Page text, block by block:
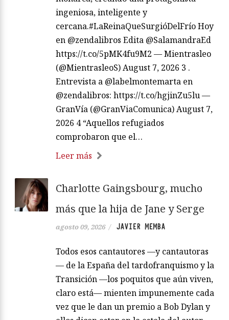
ingeniosa, inteligente y
cercana.#LaReinaQueSurgióDelFrío Hoy
en @zendalibros Edita @SalamandraEd
https://t.co/5pMK4fu9M2 — Mientrasleo
(@MientrasleoS) August 7, 2026 3 .
Entrevista a @labelmontemarta en
@zendalibros: https://t.co/hgjinZu5lu —
GranVía (@GranViaComunica) August 7,
2026 4 “Aquellos refugiados
comprobaron que el…
Leer más
Charlotte Gaingsbourg, mucho
más que la hija de Jane y Serge
agosto 09, 2026 / JAVIER MEMBA
Todos esos cantautores —y cantautoras
— de la España del tardofranquismo y la
Transición —los poquitos que aún viven,
claro está— mienten impunemente cada
vez que le dan un premio a Bob Dylan y